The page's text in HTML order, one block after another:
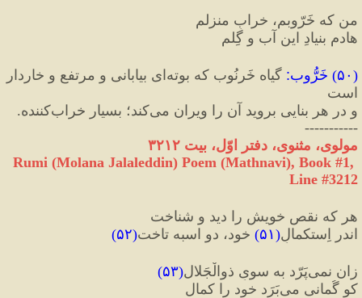
من که خَرّوبم، خرابِ منزلم
هادمِ بنیادِ این آب و گِلم
( ۵۰) خَرُّوب:
است
و در هر بنایی بروید آن را ویران می‌کند؛ بسیار خراب‌کننده.
-----------
مولوی، مثنوی، دفتر اوّل، بیت ۳۲۱۲
Rumi (Molana Jalaleddin) Poem (Mathnavi), Book #1,
Line #3212
هر که نقصِ خویش را دید و شناخت
اندر اِستکمالِ(۵۱) خود، دو اسبه تاخت‌‌(۵۲)
زان نمی‌پَرّد به سویِ ذوالْجَلال (۵۳)
کو گُمانی می‌بَرَد خود را کمال